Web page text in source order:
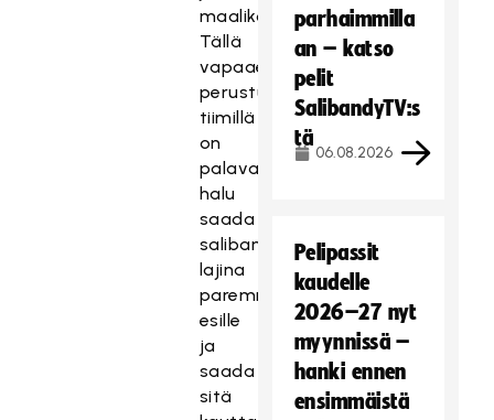
maalikoosteita.
Tällä
vapaaehtoistyöhön
perustuvalla
tiimillä
on
palava
halu
saada
salibandya
lajina
paremmin
esille
ja
saada
sitä
parhaimmilla
an – katso
pelit
SalibandyTV:s
tä
06.08.2026
Pelipassit
kaudelle
2026–27 nyt
myynnissä –
hanki ennen
ensimmäistä